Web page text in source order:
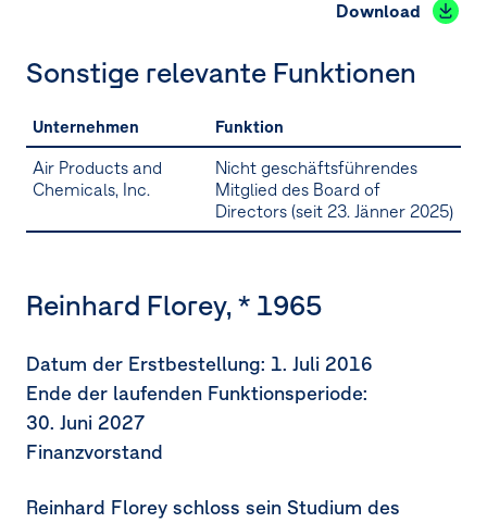
Download
Sonstige relevante Funktionen
Unternehmen Funktion
Air Products and
Chemicals, Inc.
Nicht geschäftsführendes
Mitglied des Board of
Directors (seit 23. Jänner 2025)
Reinhard Florey, * 1965
Datum der Erstbestellung: 1. Juli 2016
Ende der laufenden Funktionsperiode:
30. Juni 2027
Finanzvorstand
Reinhard Florey schloss sein Studium des